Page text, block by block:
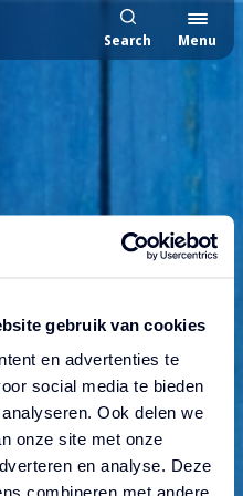
gebruik van cookies
en advertenties te
social media te bieden
Ook delen we
onze site met onze
en analyse. Deze
combineren met andere
Search Menu